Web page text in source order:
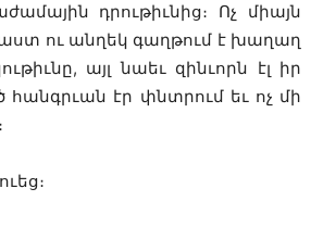
դրութիւնից։ Ոչ միայն
ու անղեկ գաղթում է խաղաղ
այլ նաեւ զինւորն էլ իր
հանգրւան էր փնտրում եւ ոչ մի